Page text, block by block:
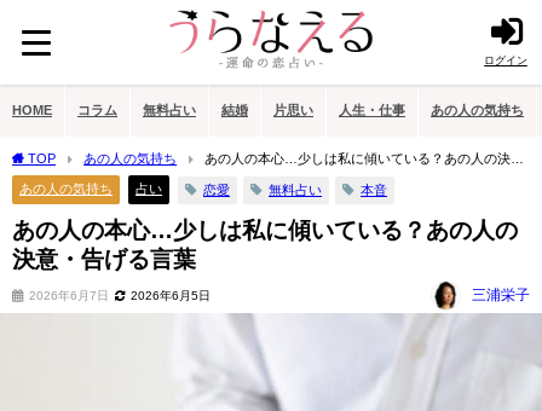
ログイン
HOME コラム 無料占い 結婚 片思い 人生・仕事 あの人の気持ち
TOP あの人の気持ち
あの人の本心…少しは私に傾いている？あの人の決
意・告げる言葉
あの人の気持ち 占い 恋愛 無料占い 本音
あの人の本心…少しは私に傾いている？あの人の
決意・告げる言葉
2026年6月7日 2026年6月5日 三浦栄子